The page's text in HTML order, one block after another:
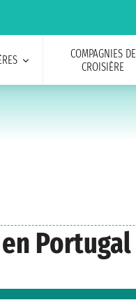
COMPAGNIES DE
CROISIÈRE
Portugal